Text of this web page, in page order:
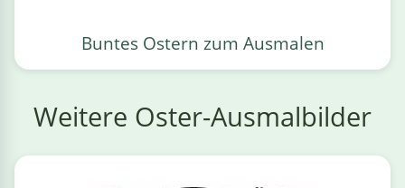
Buntes Ostern zum Ausmalen
Weitere Oster-Ausmalbilder